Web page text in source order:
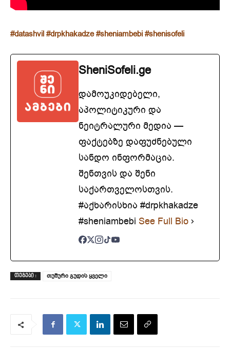
#datashvil #drpkhakadze #sheniambebi #shenisofeli
SheniSofeli.ge
დამოუკიდებელი,
აპოლიტიკური და
ნეიტრალური მედია —
ფაქტებზე დაფუძნებული
სანდო ინფორმაცია.
შენთვის და შენი
საქართველოსთვის.
#აქხარისხია #drpkhakadze
#sheniambebi See Full Bio
ᲗᲔᲒᲔᲑᲘ : თუშური გუდის ყველი